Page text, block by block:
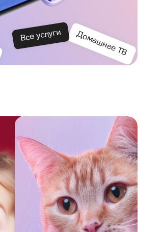
Домашнее ТВ
Все услуги